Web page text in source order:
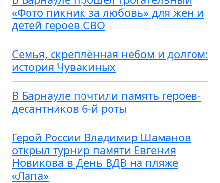
«Фото пикник за любовь» для жен и
детей героев СВО
Семья, скреплённая небом и долгом:
история Чувакиных
В Барнауле почтили память героев-
десантников 6-й роты
Герой России Владимир Шаманов
открыл турнир памяти Евгения
Новикова в День ВДВ на пляже
«Лапа»